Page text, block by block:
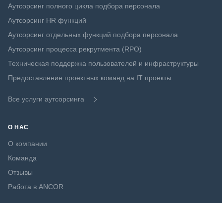
Аутсорсинг полного цикла подбора персонала
Аутсорсинг HR функций
Аутсорсинг отдельных функций подбора персонала
Аутсорсинг процесса рекрутмента (RPO)
Техническая поддержка пользователей и инфраструктуры
Предоставление проектных команд на IT проекты
Все услуги аутсорсинга
О НАС
О компании
Команда
Отзывы
Работа в ANCOR